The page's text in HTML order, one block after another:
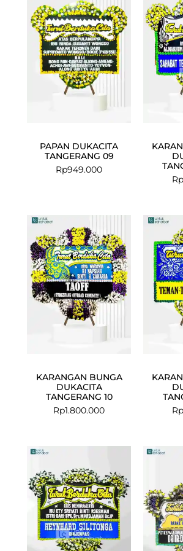
PAPAN DUKACITA
TANGERANG 09
Rp949.000
Rp
KARANGAN BUNGA
DUKACITA
TANGERANG 10
Rp1.800.000
Rp